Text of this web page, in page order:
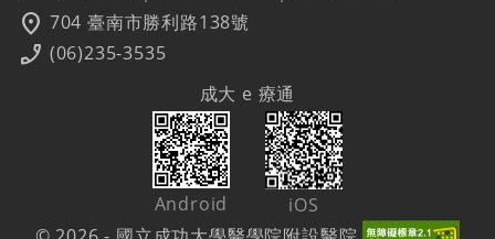
location_on 704 臺南市勝利路138號
phone_enabled (06)235-3535
成大 e 療通
Android
iOS